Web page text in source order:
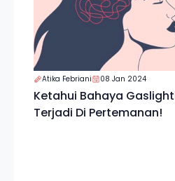
Atika Febriani 08 Jan 2024
Ketahui Bahaya
Terjadi Di Pertemanan!